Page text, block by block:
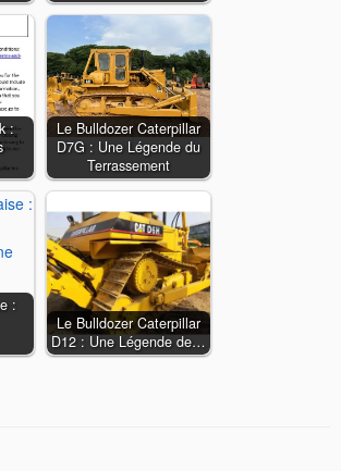
:
Le Bulldozer Caterpillar
D7G : Une Légende du
Terrassement
:
Le Bulldozer Caterpillar
D12 : Une Légende de…